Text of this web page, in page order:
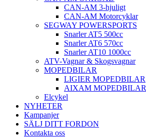
CAN-AM 3-hjuligt
CAN-AM Motorcyklar
SEGWAY POWERSPORTS
Snarler AT5 500cc
Snarler AT6 570cc
Snarler AT10 1000cc
ATV-Vagnar & Skogsvagnar
MOPEDBILAR
LIGIER MOPEDBILAR
AIXAM MOPEDBILAR
Elcykel
NYHETER
Kampanjer
SÄLJ DITT FORDON
Kontakta oss